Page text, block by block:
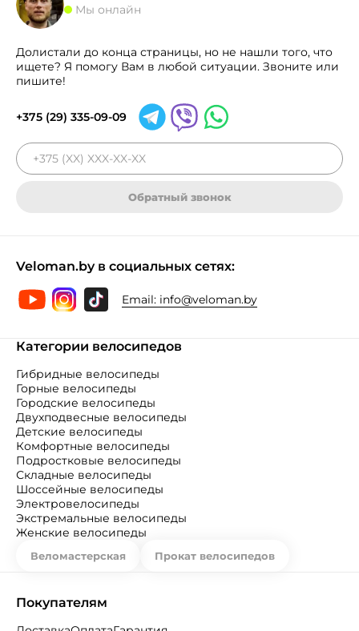
Мы онлайн
Долистали до конца страницы, но не нашли того, что
ищете? Я помогу Вам в любой ситуации. Звоните или
пишите!
+375 (29) 335-09-09
Обратный звонок
Veloman.by в социальных сетях:
Email: info@veloman.by
Категории велосипедов
Гибридные велосипеды
Горные велосипеды
Городские велосипеды
Двухподвесные велосипеды
Детские велосипеды
Комфортные велосипеды
Подростковые велосипеды
Складные велосипеды
Шоссейные велосипеды
Электровелосипеды
Экстремальные велосипеды
Женские велосипеды
Веломастерская Прокат велосипедов
Покупателям